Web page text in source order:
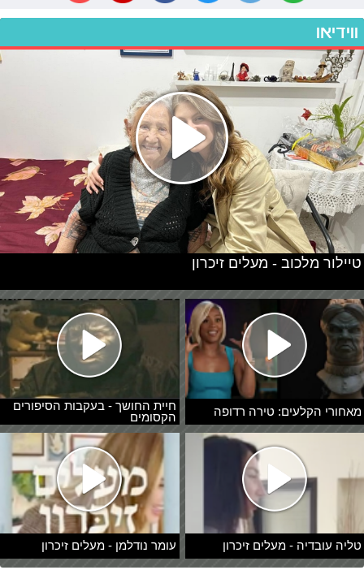
ווידיאו
מאחורי הקלעים: טירה רדופה
חיית החושך - בעקבות הסיפורים
הקסומים
טליה עובדיה - מעלים זיכרון עומר נודלמן - מעלים זיכרון
טיילור מלכוב - מעלים זיכרון